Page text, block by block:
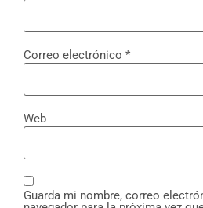
Correo electrónico *
Web
Guarda mi nombre, correo